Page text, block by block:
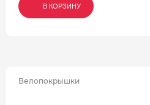
В КОРЗИНУ
В КОРЗИНУ
В КОРЗИНУ
Велопокрышки